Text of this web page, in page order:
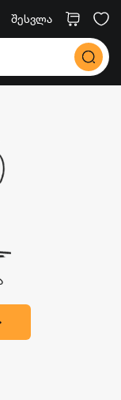
შესვლა